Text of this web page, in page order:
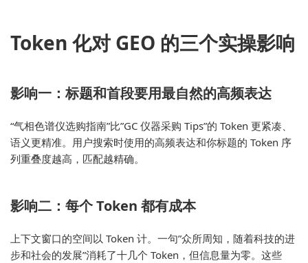
Token 化对 GEO 的三个实操影响
影响一：标题和首段要用最自然的高频表达
“气相色谱仪选购指南”比”GC 仪器采购 Tips”的 Token 更紧凑、
语义更精准。用户搜索时使用的高频表达和你标题的 Token 序
列重叠度越高，匹配越精确。
影响二：每个 Token 都有成本
上下文窗口的空间以 Token 计。一句”众所周知，随着科技的进
步和社会的发展”消耗了十几个 Token，但信息量为零。这些